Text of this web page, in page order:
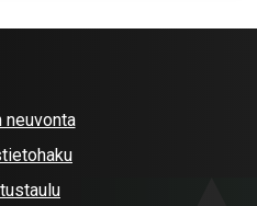
neuvonta